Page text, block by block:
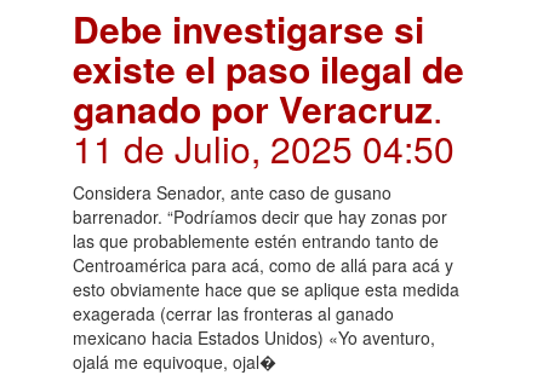
Debe investigarse si
existe el paso ilegal de
ganado por Veracruz.
11 de Julio, 2025 04:50
Considera Senador, ante caso de gusano
barrenador. “Podríamos decir que hay zonas por
las que probablemente estén entrando tanto de
Centroamérica para acá, como de allá para acá y
esto obviamente hace que se aplique esta medida
exagerada (cerrar las fronteras al ganado
mexicano hacia Estados Unidos) «Yo aventuro,
ojalá me equivoque, ojal�